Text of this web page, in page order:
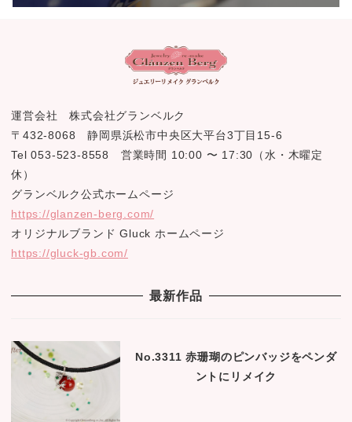
運営会社 株式会社グランベルク
〒432-8068 静岡県浜松市中央区大平台3丁目15-6
Tel 053-523-8558 営業時間 10:00 〜 17:30（水・木曜定
休）
グランベルク公式ホームページ
https://glanzen-berg.com/
オリジナルブランド Gluck ホームページ
https://gluck-gb.com/
最新作品
No.3311 赤珊瑚のピンバッジをペンダ
ントにリメイク